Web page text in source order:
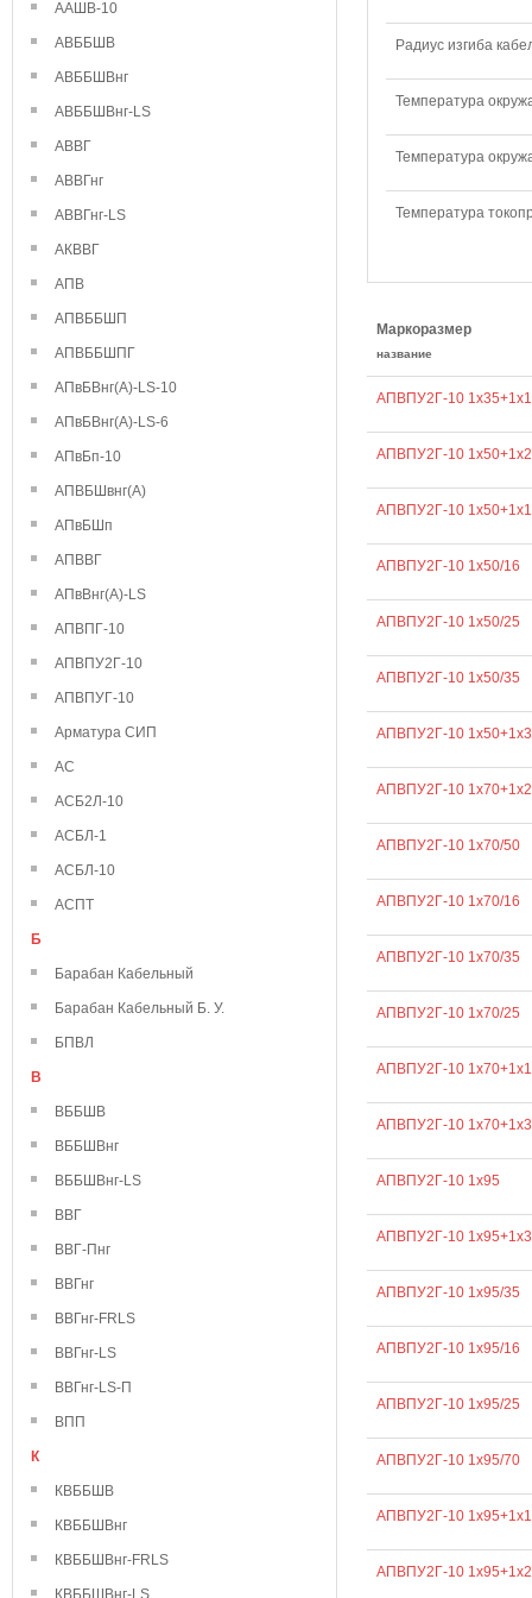
ААШВ-10
АВББШВ
АВББШВнг
АВББШВнг-LS
АВВГ
АВВГнг
АВВГнг-LS
АКВВГ
АПВ
АПВББШП
АПВББШПГ
АПвБВнг(А)-LS-10
АПвБВнг(А)-LS-6
АПвБп-10
АПВБШвнг(А)
АПвБШп
АПВВГ
АПвВнг(А)-LS
АПВПГ-10
АПВПУ2Г-10
АПВПУГ-10
Арматура СИП
АС
АСБ2Л-10
АСБЛ-1
АСБЛ-10
АСПТ
Б
Барабан Кабельный
Барабан Кабельный Б. У.
БПВЛ
В
ВББШВ
ВББШВнг
ВББШВнг-LS
ВВГ
ВВГ-Пнг
ВВГнг
ВВГнг-FRLS
ВВГнг-LS
ВВГнг-LS-П
ВПП
К
КВББШВ
КВББШВнг
КВББШВнг-FRLS
КВББШВнг-LS
Радиус изгиба
Температура
Температура
Температура
Маркоразмер
название
АПВПУ2Г-10
АПВПУ2Г-10
АПВПУ2Г-10
АПВПУ2Г-10 1х50/16
АПВПУ2Г-10 1х50/25
АПВПУ2Г-10 1х50/35
АПВПУ2Г-10
АПВПУ2Г-10
АПВПУ2Г-10 1х70/50
АПВПУ2Г-10 1х70/16
АПВПУ2Г-10 1х70/35
АПВПУ2Г-10 1х70/25
АПВПУ2Г-10
АПВПУ2Г-10
АПВПУ2Г-10 1х95
АПВПУ2Г-10
АПВПУ2Г-10 1х95/35
АПВПУ2Г-10 1х95/16
АПВПУ2Г-10 1х95/25
АПВПУ2Г-10 1х95/70
АПВПУ2Г-10
АПВПУ2Г-10